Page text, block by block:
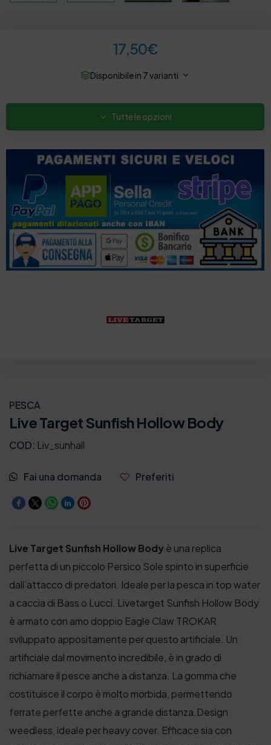
17,50€
Disponibile in 7 varianti
Tutte le opzioni
PESCA
Live Target Sunfish Hollow Body
COD: Liv_sunhall
Fai una domanda Preferiti
Live Target Sunfish Hollow Bodyè una replica
perfetta di un piccolo Persico Sole spinto in superficie
dall’attacco di predatori. Ideale per la pesca in top water
a caccia di Bass o Lucci. Livetarget Sunfish Hollow Body
è armato con amo doppio Eagle Claw TROKAR
sviluppato appositamente per questo artificiale. Un
artificiale dal movimento incredibile, è in grado di
richiamare il pesce anche a distanza. La gomma che
costituisce il corpo è molto morbida, permettendo
ferrate perfette anche a grande distanza.Design
weedless, ideale per heavy cover. Efficace sia con